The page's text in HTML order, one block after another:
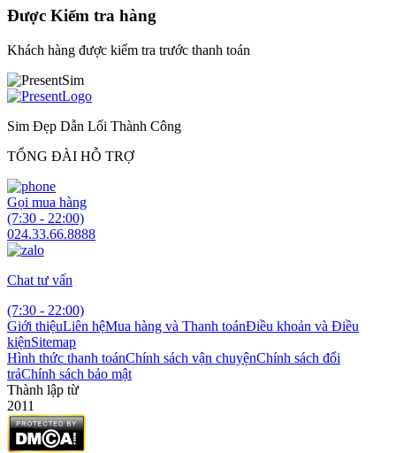
Được Kiểm tra hàng
Khách hàng được kiểm tra trước thanh toán
Sim Đẹp Dẫn Lối Thành Công
TỔNG ĐÀI HỖ TRỢ
Gọi mua hàng
(7:30 - 22:00)
024.33.66.8888
Chat tư vấn
(7:30 - 22:00)
Giới thiệuLiên hệMua hàng và Thanh toánĐiều khoản và Điều
kiệnSitemap
Hình thức thanh toánChính sách vận chuyệnChính sách đổi
trảChính sách bảo mật
Thành lập từ
2011